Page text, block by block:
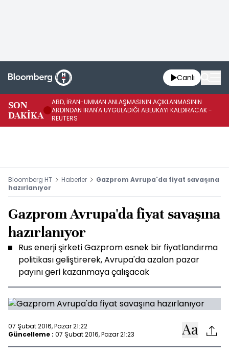
Canlı
SON
DAKİKA
ABD, İRAN-UMMAN ANLAŞMASININ AÇIKLANMASININ
ARDINDAN İRAN'A UYGULADIĞI ABLUKAYI KALDIRACAK -
REUTERS
Bloomberg HT Haberler
Gazprom Avrupa'da fiyat savaşına
hazırlanıyor
Gazprom Avrupa'da fiyat savaşına
hazırlanıyor
Rus enerji şirketi Gazprom esnek bir fiyatlandırma
politikası geliştirerek, Avrupa'da azalan pazar
payını geri kazanmaya çalışacak
07 Şubat 2016, Pazar 21:22
Güncelleme : 07 Şubat 2016, Pazar 21:23